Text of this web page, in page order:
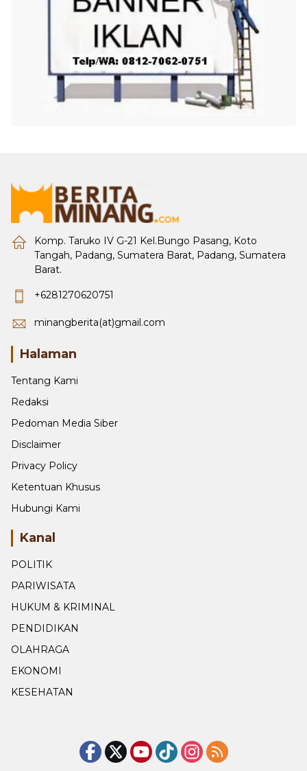
Komp. Taruko IV G-21 Kel.Bungo Pasang, Koto
Tangah, Padang, Sumatera Barat, Padang, Sumatera
Barat.
+6281270620751
minangberita(at)gmail.com
Halaman
Tentang Kami
Redaksi
Pedoman Media Siber
Disclaimer
Privacy Policy
Ketentuan Khusus
Hubungi Kami
Kanal
POLITIK
PARIWISATA
HUKUM & KRIMINAL
PENDIDIKAN
OLAHRAGA
EKONOMI
KESEHATAN